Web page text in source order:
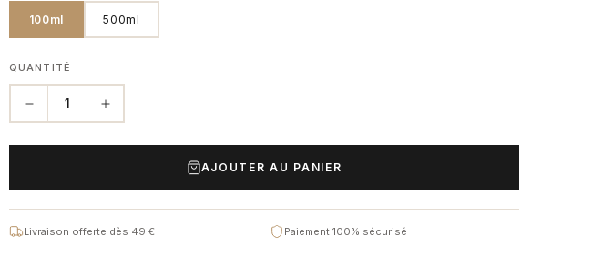
100ml 500ml
QUANTITÉ
1
AJOUTER AU PANIER
Livraison offerte dès 49 € Paiement 100% sécurisé